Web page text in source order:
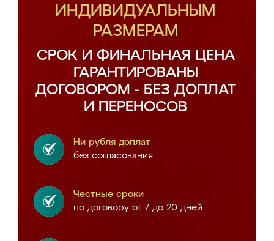
ИНДИВИДУАЛЬНЫМ
РАЗМЕРАМ
СРОК И ФИНАЛЬНАЯ ЦЕНА
ГАРАНТИРОВАНЫ
ДОГОВОРОМ - БЕЗ ДОПЛАТ
И ПЕРЕНОСОВ
Ни рубля доплат
без согласования
Честные сроки
по договору от 7 до 20 дней